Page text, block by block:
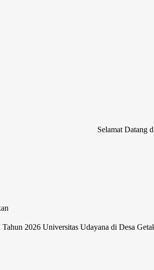
Selamat Datang di
2026 Universitas Udayana di Desa